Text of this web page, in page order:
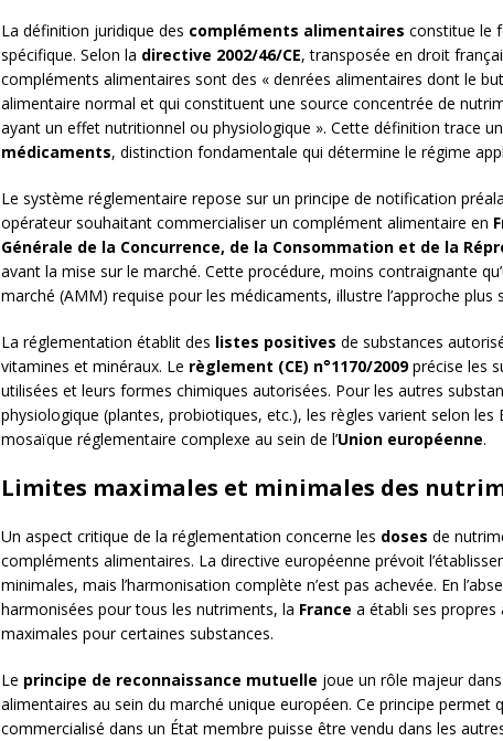
La définition juridique des compléments alimentaires constitue le
spécifique. Selon la directive 2002/46/CE, transposée en droit
compléments alimentaires sont des « denrées alimentaires dont le
alimentaire normal et qui constituent une source concentrée de
ayant un effet nutritionnel ou physiologique ». Cette définition trace
médicaments, distinction fondamentale qui détermine le régime
Le système réglementaire repose sur un principe de notification
opérateur souhaitant commercialiser un complément alimentaire en
Générale de la Concurrence, de la Consommation et de la
avant la mise sur le marché. Cette procédure, moins contraignante
marché (AMM) requise pour les médicaments, illustre l’approche
La réglementation établit des listes positives de substances
vitamines et minéraux. Le règlement (CE) n°1170/2009précise les
utilisées et leurs formes chimiques autorisées. Pour les autres
physiologique (plantes, probiotiques, etc.), les règles varient selon les
mosaïque réglementaire complexe au sein de l’Union européenne.
Limites maximales et minimales des
Un aspect critique de la réglementation concerne les doses de
compléments alimentaires. La directive européenne prévoit
minimales, mais l’harmonisation complète n’est pas achevée. En
harmonisées pour tous les nutriments, la France a établi ses
maximales pour certaines substances.
Le principe de reconnaissance mutuelle joue un rôle majeur
alimentaires au sein du marché unique européen. Ce principe permet
commercialisé dans un État membre puisse être vendu dans les